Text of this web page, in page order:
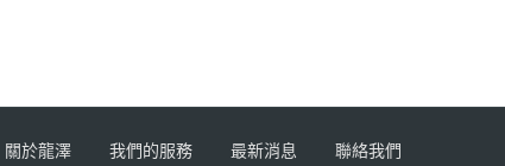
關於龍澤 我們的服務 最新消息 聯絡我們